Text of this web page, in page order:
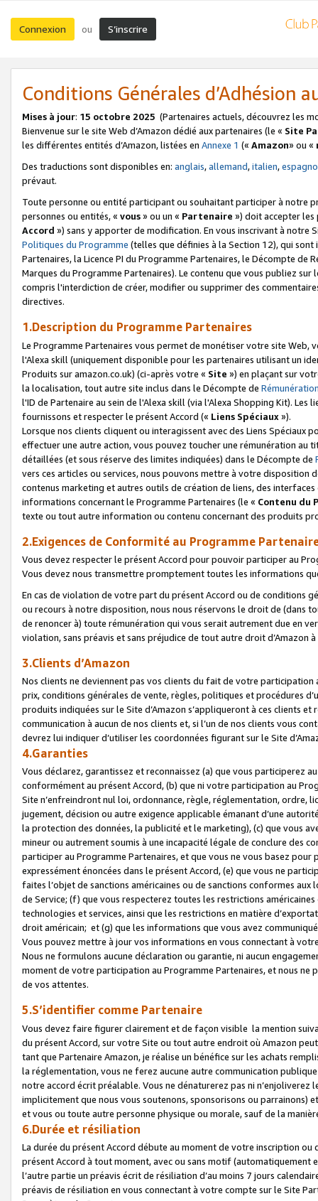
Connexion ou S’inscrire
Conditions Générales d’Adhésion
Mises à jour: 15 octobre 2025 (Partenaires actuels, découvrez les
Bienvenue sur le site Web d’Amazon dédié aux partenaires (le « Site
les différentes entités d’Amazon, listées en Annexe 1 (« Amazon» ou «
Des traductions sont disponibles en: anglais,allemand,italien,
prévaut.
Toute personne ou entité participant ou souhaitant participer à notre
personnes ou entités, « vous» ou un « Partenaire ») doit accepter les
Accord ») sans y apporter de modification. En vous inscrivant à notre
Politiques du Programme (telles que définies à la Section 12), qui
Partenaires, la Licence PI du Programme Partenaires, le Décompte de
Marques du Programme Partenaires). Le contenu que vous publiez
compris l'interdiction de créer, modifier ou supprimer des
directives.
1.Description du Programme Partenaires
Le Programme Partenaires vous permet de monétiser votre site Web,
l'Alexa skill (uniquement disponible pour les partenaires utilisant un
Produits sur amazon.co.uk) (ci-après votre « Site ») en plaçant sur
la localisation, tout autre site inclus dans le Décompte de
l'ID de Partenaire au sein de l'Alexa skill (via l'Alexa Shopping Kit).
fournissons et respecter le présent Accord (« Liens Spéciaux»).
Lorsque nos clients cliquent ou interagissent avec des Liens Spéciaux
effectuer une autre action, vous pouvez toucher une rémunération
détaillées (et sous réserve des limites indiquées) dans le Décompte de
vers ces articles ou services, nous pouvons mettre à votre disposition
contenus marketing et autres outils de création de liens, des
informations concernant le Programme Partenaires (le « Contenu du
texte ou tout autre information ou contenu concernant des produits
2.Exigences de Conformité au Programme
Vous devez respecter le présent Accord pour pouvoir participer au
Vous devez nous transmettre promptement toutes les informations
En cas de violation de votre part du présent Accord ou de conditions
ou recours à notre disposition, nous nous réservons le droit de (dans
de renoncer à) toute rémunération qui vous serait autrement due en
violation, sans préavis et sans préjudice de tout autre droit
3.Clients d’Amazon
Nos clients ne deviennent pas vos clients du fait de votre
prix, conditions générales de vente, règles, politiques et procédures
produits indiquées sur le Site d’Amazon s’appliqueront à ces clients
communication à aucun de nos clients et, si l’un de nos clients vous
devrez lui indiquer d’utiliser les coordonnées figurant sur le Site
4.Garanties
Vous déclarez, garantissez et reconnaissez (a) que vous participerez
conformément au présent Accord, (b) que ni votre participation au
Site n’enfreindront nul loi, ordonnance, règle, réglementation, ordre,
jugement, décision ou autre exigence applicable émanant d’une
la protection des données, la publicité et le marketing), (c) que vous
mineur ou autrement soumis à une incapacité légale de conclure des
participer au Programme Partenaires, et que vous ne vous basez
expressément énoncées dans le présent Accord, (e) que vous ne
faites l’objet de sanctions américaines ou de sanctions conformes
de Service; (f) que vous respecterez toutes les restrictions
technologies et services, ainsi que les restrictions en matière
droit américain; et (g) que les informations que vous avez
Vous pouvez mettre à jour vos informations en vous connectant à
Nous ne formulons aucune déclaration ou garantie, ni aucun
moment de votre participation au Programme Partenaires, et nous
de vos attentes.
5.S’identifier comme Partenaire
Vous devez faire figurer clairement et de façon visible la mention
du présent Accord, sur votre Site ou tout autre endroit où Amazon
tant que Partenaire Amazon, je réalise un bénéfice sur les achats
la réglementation, vous ne ferez aucune autre communication
notre accord écrit préalable. Vous ne dénaturerez pas ni
implicitement que nous vous soutenons, sponsorisons ou parrainons)
et vous ou toute autre personne physique ou morale, sauf de la
6.Durée et résiliation
La durée du présent Accord débute au moment de votre inscription
présent Accord à tout moment, avec ou sans motif (automatiquement
l’autre partie un préavis écrit de résiliation d’au moins 7 jours
préavis de résiliation en vous connectant à votre compte sur le Site